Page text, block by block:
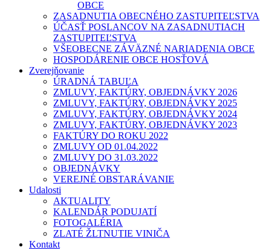
OBCE
ZASADNUTIA OBECNÉHO ZASTUPITEĽSTVA
ÚČASŤ POSLANCOV NA ZASADNUTIACH
ZASTUPITEĽSTVA
VŠEOBECNE ZÁVÄZNÉ NARIADENIA OBCE
HOSPODÁRENIE OBCE HOSŤOVÁ
Zverejňovanie
ÚRADNÁ TABUĽA
ZMLUVY, FAKTÚRY, OBJEDNÁVKY 2026
ZMLUVY, FAKTÚRY, OBJEDNÁVKY 2025
ZMLUVY, FAKTÚRY, OBJEDNÁVKY 2024
ZMLUVY, FAKTÚRY, OBJEDNÁVKY 2023
FAKTÚRY DO ROKU 2022
ZMLUVY OD 01.04.2022
ZMLUVY DO 31.03.2022
OBJEDNÁVKY
VEREJNÉ OBSTARÁVANIE
Udalosti
AKTUALITY
KALENDÁR PODUJATÍ
FOTOGALÉRIA
ZLATÉ ŽLTNUTIE VINIČA
Kontakt